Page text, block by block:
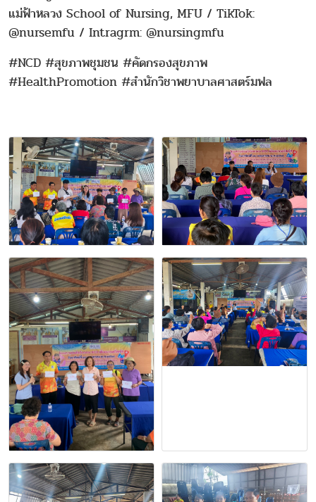
แม่ฟ้าหลวง School of Nursing, MFU / TikTok:
@nursemfu / Intragrm: @nursingmfu
#NCD #สุขภาพชุมชน #คัดกรองสุขภาพ
#HealthPromotion #สำนักวิชาพยาบาลศาสตร์มฟล